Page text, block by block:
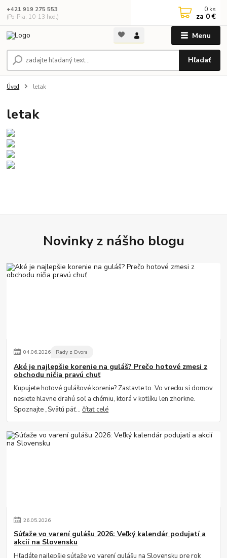
Menu
Hľadať
+421 919 275 553
(Po-Pia, 10-13 hod.)
0 ks
za 0 €
Úvod letak
letak
Novinky z nášho blogu
04.06.2026 Rady z Dvora
Aké je najlepšie korenie na guláš? Prečo hotové zmesi z
obchodu ničia pravú chuť
Kupujete hotové gulášové korenie? Zastavte to. Vo vrecku si domov
nesiete hlavne drahú soľ a chémiu, ktorá v kotlíku len zhorkne.
Spoznajte „Svätú päť...čítať celé
26.05.2026
Súťaže vo varení gulášu 2026: Veľký kalendár podujatí a
akcií na Slovensku
Hľadáte najlepšie súťaže vo varení gulášu na Slovensku pre rok